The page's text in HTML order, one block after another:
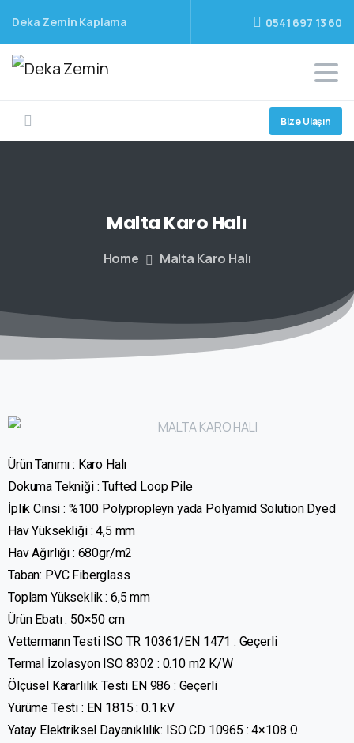
Deka Zemin Kaplama 0541 697 13 60
Bize Ulaşın
MaltaKaroHalı
Home Malta Karo Halı
Ürün Tanımı : Karo Halı
Dokuma Tekniği : Tufted Loop Pile
İplik Cinsi : %100 Polypropleyn yada Polyamid Solution Dyed
Hav Yüksekliği : 4,5 mm
Hav Ağırlığı : 680gr/m2
Taban: PVC Fiberglass
Toplam Yükseklik : 6,5 mm
Ürün Ebatı : 50×50 cm
Vettermann Testi ISO TR 10361/EN 1471 : Geçerli
Termal İzolasyon ISO 8302 : 0.10 m2 K/W
Ölçüsel Kararlılık Testi EN 986 : Geçerli
Yürüme Testi : EN 1815 : 0.1 kV
Yatay Elektriksel Dayanıklılık: ISO CD 10965 : 4×108 Ω